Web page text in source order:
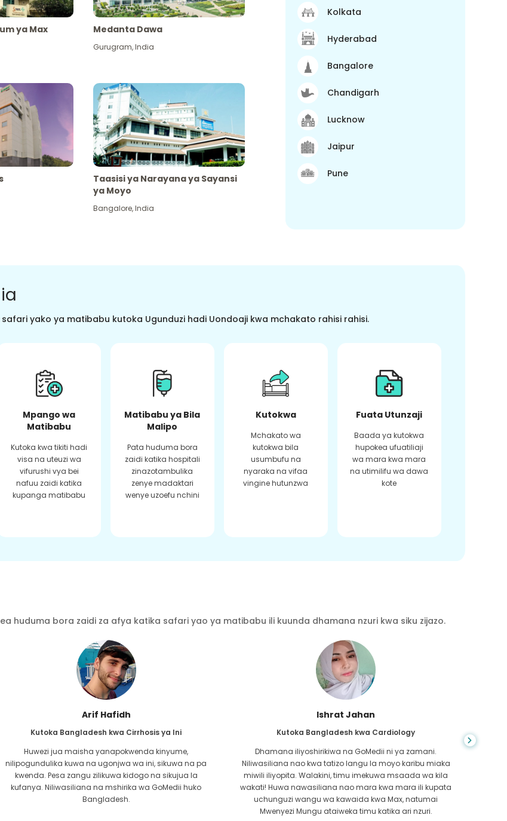
ya Max
Medanta Dawa
Gurugram,India
Taasisi ya Narayana ya Sayansi
ya Moyo
Bangalore,India
Kolkata
Hyderabad
Bangalore
Chandigarh
Lucknow
Jaipur
Pune
yako ya matibabu kutoka Ugunduzi hadi Uondoaji kwa mchakato rahisi rahisi.
Mpango wa
Matibabu
Kutoka kwa tikiti hadi
visa na uteuzi wa
vifurushi vya bei
nafuu zaidi katika
kupanga matibabu
Matibabu ya Bila
Malipo
Pata huduma bora
zaidi katika hospitali
zinazotambulika
zenye madaktari
wenye uzoefu nchini
Kutokwa
Mchakato wa
kutokwa bila
usumbufu na
nyaraka na vifaa
vingine hutunzwa
Fuata Utunzaji
Baada ya kutokwa
hupokea ufuatiliaji
wa mara kwa mara
na utimilifu wa dawa
kote
huduma bora zaidi za afya katika safari yao ya matibabu ili kuunda dhamana nzuri kwa siku zijazo.
Ishrat Jahan
Kutoka Bangladesh kwa Cardiology
Dhamana iliyoshirikiwa na GoMedii ni ya zamani.
Niliwasiliana nao kwa tatizo langu la moyo karibu miaka
miwili iliyopita. Walakini, timu imekuwa msaada wa kila
wakati! Huwa nawasiliana nao mara kwa mara ili kupata
uchunguzi wangu wa kawaida kwa Max, natumai
Ahmad Hasan
Kutoka Oman kwa Saratani ya Mapafu
Nilipokuwa nikichunguza mtandaoni, nilipata GoMedii.
Ilikuwa ngumu na nilihitaji jibu la haraka zaidi. Timu ya
GoMedii haikuonyesha tu wakati wote wa siku, walikuwa
haraka katika kufunga hati yangu.